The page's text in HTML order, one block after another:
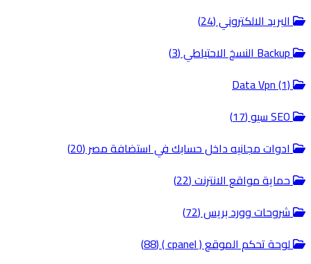
البريد الالكتروني (24)
Backup النسخ الاحتياطي (3)
Data Vpn (1)
SEO سيو (17)
ادوات مجانيه داخل حسابك في استضافة مصر (20)
حماية مواقع الانترنت (22)
شروحات وورد بريس (72)
لوحة تحكم الموقع ( cpanel ) (88)